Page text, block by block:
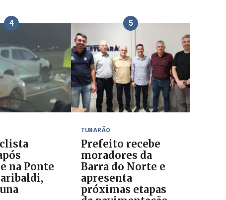
4
na Ponte
5
TUBARÃO
Prefeito recebe
moradores da
Barra do Norte e
apresenta
próximas etapas